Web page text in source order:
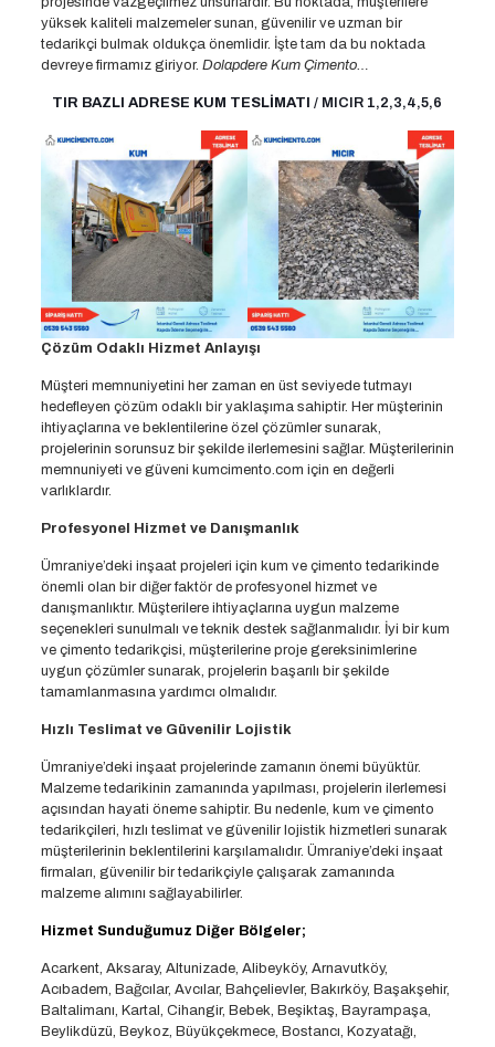
yüksek kaliteli malzemeler sunan, güvenilir ve uzman bir
tedarikçi bulmak oldukça önemlidir. İşte tam da bu noktada
devreye firmamız giriyor. Dolapdere Kum Çimento…
TIR BAZLI ADRESE KUM TESLİMATI / MICIR 1,2,3,4,5,6
Çözüm Odaklı Hizmet Anlayışı
Müşteri memnuniyetini her zaman en üst seviyede tutmayı
hedefleyen çözüm odaklı bir yaklaşıma sahiptir. Her müşterinin
ihtiyaçlarına ve beklentilerine özel çözümler sunarak,
projelerinin sorunsuz bir şekilde ilerlemesini sağlar. Müşterilerinin
memnuniyeti ve güveni kumcimento.com için en değerli
varlıklardır.
Profesyonel Hizmet ve Danışmanlık
Ümraniye’deki inşaat projeleri için kum ve çimento tedarikinde
önemli olan bir diğer faktör de profesyonel hizmet ve
danışmanlıktır. Müşterilere ihtiyaçlarına uygun malzeme
seçenekleri sunulmalı ve teknik destek sağlanmalıdır. İyi bir kum
ve çimento tedarikçisi, müşterilerine proje gereksinimlerine
uygun çözümler sunarak, projelerin başarılı bir şekilde
tamamlanmasına yardımcı olmalıdır.
Hızlı Teslimat ve Güvenilir Lojistik
Ümraniye’deki inşaat projelerinde zamanın önemi büyüktür.
Malzeme tedarikinin zamanında yapılması, projelerin ilerlemesi
açısından hayati öneme sahiptir. Bu nedenle, kum ve çimento
tedarikçileri, hızlı teslimat ve güvenilir lojistik hizmetleri sunarak
müşterilerinin beklentilerini karşılamalıdır. Ümraniye’deki inşaat
firmaları, güvenilir bir tedarikçiyle çalışarak zamanında
malzeme alımını sağlayabilirler.
Hizmet Sunduğumuz Diğer Bölgeler;
Acarkent, Aksaray, Altunizade, Alibeyköy, Arnavutköy,
Acıbadem, Bağcılar, Avcılar, Bahçelievler, Bakırköy, Başakşehir,
Baltalimanı, Kartal, Cihangir, Bebek, Beşiktaş, Bayrampaşa,
Beylikdüzü, Beykoz, Büyükçekmece, Bostancı, Kozyatağı,